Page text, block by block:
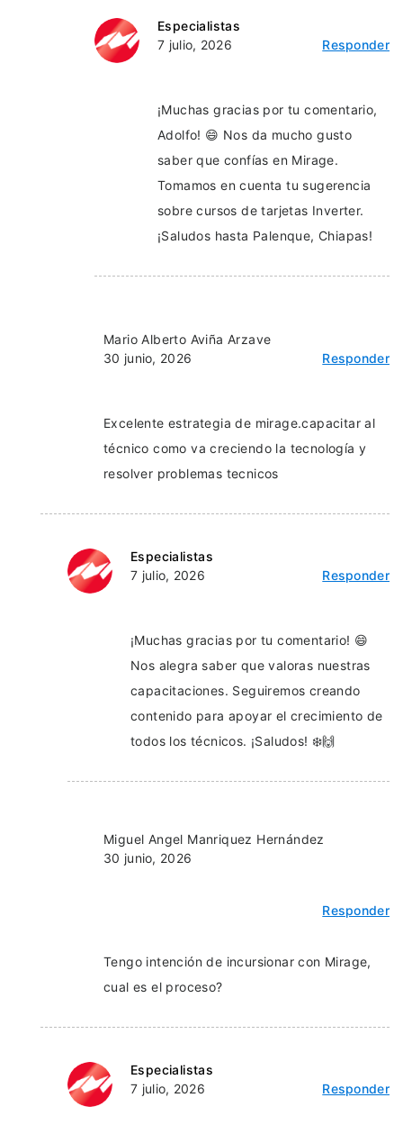
Especialistas
7 julio, 2026
Responder
¡Muchas gracias por tu comentario,
Adolfo! 😄 Nos da mucho gusto
saber que confías en Mirage.
Tomamos en cuenta tu sugerencia
sobre cursos de tarjetas Inverter.
¡Saludos hasta Palenque, Chiapas!
Mario Alberto Aviña Arzave
30 junio, 2026
Responder
Excelente estrategia de mirage.capacitar al
técnico como va creciendo la tecnología y
resolver problemas tecnicos
Especialistas
7 julio, 2026
Responder
¡Muchas gracias por tu comentario! 😄
Nos alegra saber que valoras nuestras
capacitaciones. Seguiremos creando
contenido para apoyar el crecimiento de
todos los técnicos. ¡Saludos! ❄️🙌
Miguel Angel Manriquez Hernández
30 junio, 2026
Responder
Tengo intención de incursionar con Mirage,
cual es el proceso?
Especialistas
7 julio, 2026
Responder